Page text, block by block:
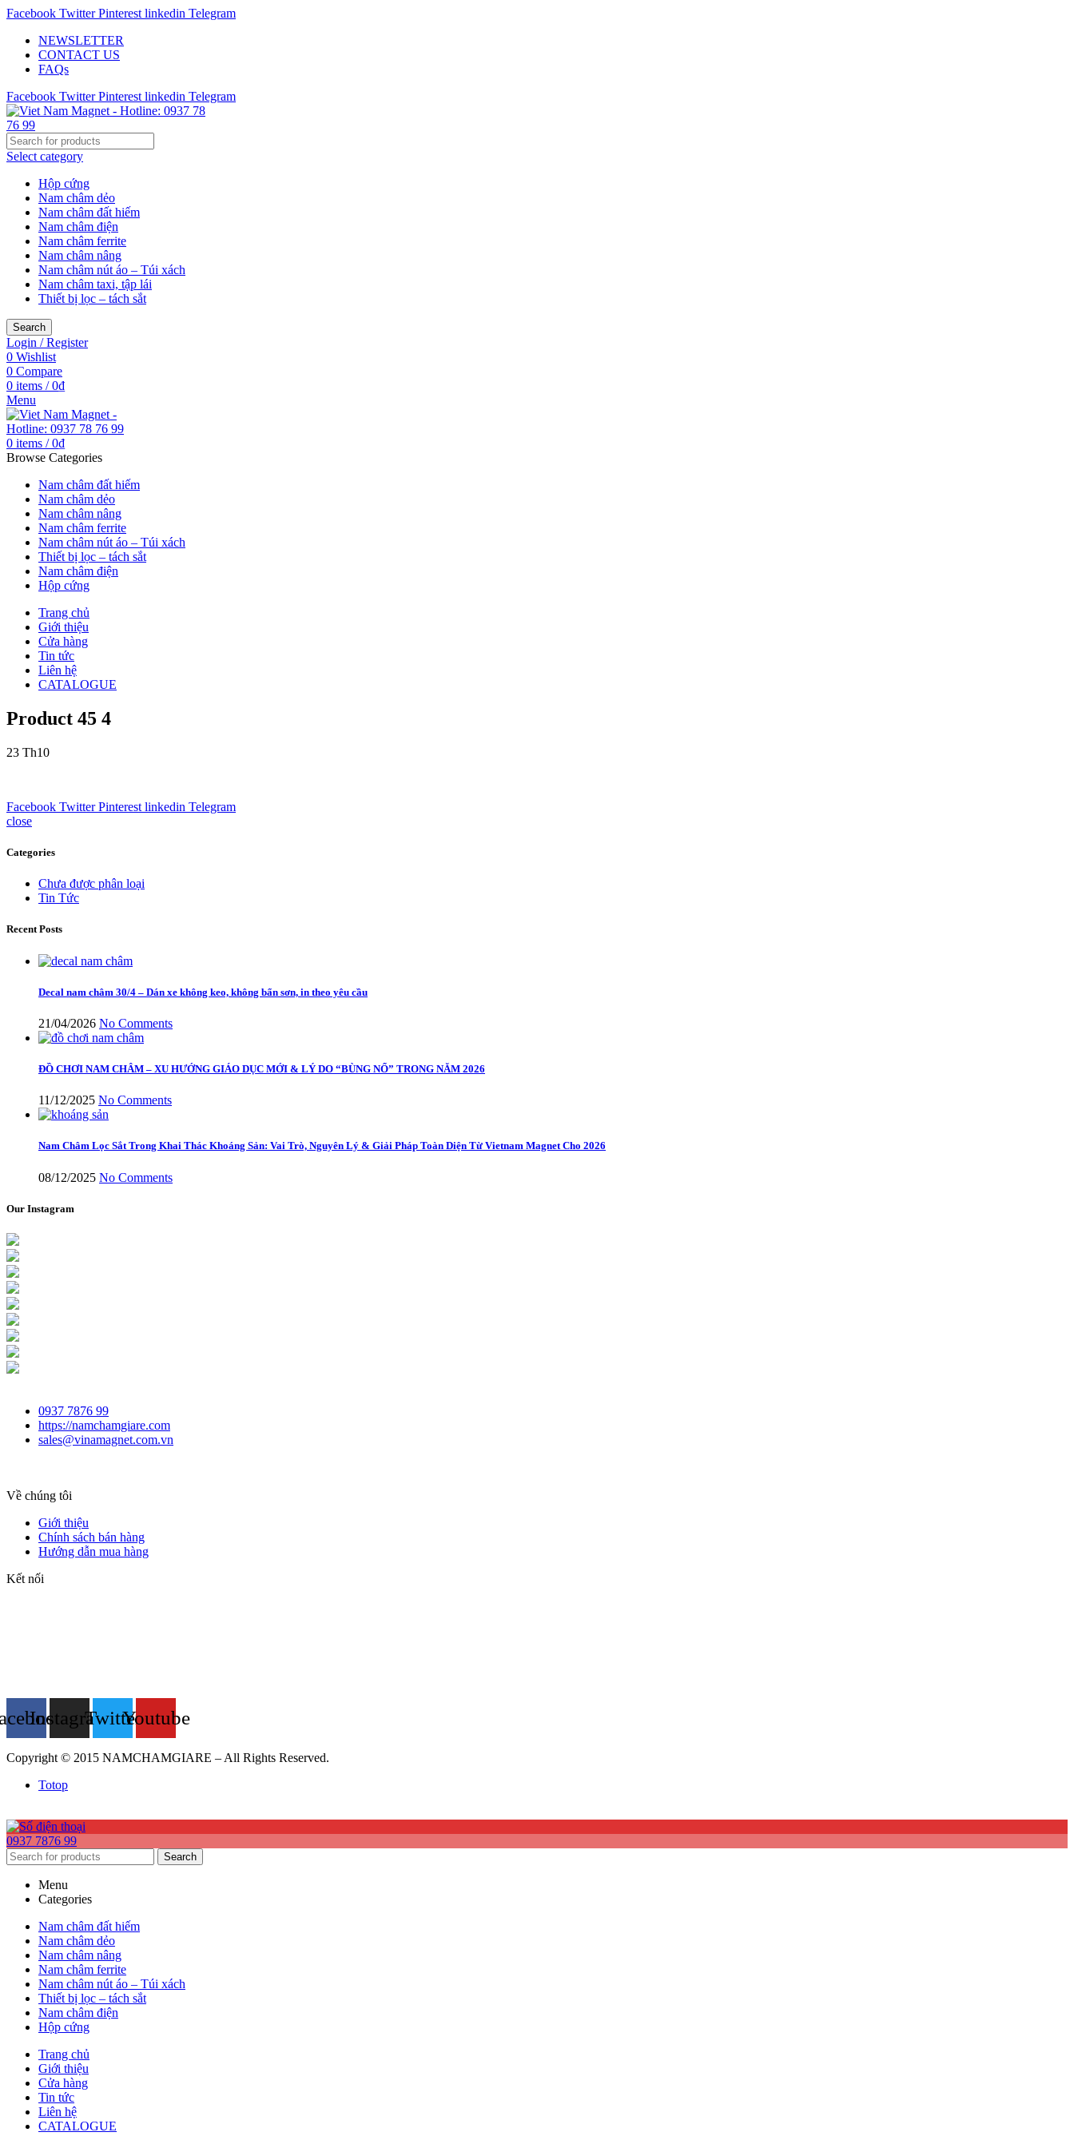
Facebook Twitter Pinterest linkedin Telegram
NEWSLETTER
CONTACT US
FAQs
Facebook Twitter Pinterest linkedin Telegram
Select category
Hộp cứng
Nam châm dẻo
Nam châm đất hiếm
Nam châm điện
Nam châm ferrite
Nam châm nâng
Nam châm nút áo – Túi xách
Nam châm taxi, tập lái
Thiết bị lọc – tách sắt
Search
Login / Register
0 Wishlist
0 Compare
0 items / 0₫
Menu
0 items / 0₫
Browse Categories
Nam châm đất hiếm
Nam châm dẻo
Nam châm nâng
Nam châm ferrite
Nam châm nút áo – Túi xách
Thiết bị lọc – tách sắt
Nam châm điện
Hộp cứng
Trang chủ
Giới thiệu
Cửa hàng
Tin tức
Liên hệ
CATALOGUE
Product 45 4
23 Th10
Facebook Twitter Pinterest linkedin Telegram
close
Categories
Chưa được phân loại
Tin Tức
Recent Posts
Decal nam châm 30/4 – Dán xe không keo, không bẩn sơn, in theo yêu cầu
21/04/2026 No Comments
ĐỒ CHƠI NAM CHÂM – XU HƯỚNG GIÁO DỤC MỚI & LÝ DO “BÙNG NỔ” TRONG NĂM 2026
11/12/2025 No Comments
Nam Châm Lọc Sắt Trong Khai Thác Khoáng Sản: Vai Trò, Nguyên Lý & Giải Pháp Toàn Diện Từ Vietnam Magnet Cho 2026
08/12/2025 No Comments
Our Instagram
0937 7876 99
https://namchamgiare.com
sales@vinamagnet.com.vn
Về chúng tôi
Giới thiệu
Chính sách bán hàng
Hướng dẫn mua hàng
Kết nối
InstagramTwitterYoutube
Copyright © 2015 NAMCHAMGIARE – All Rights Reserved.
Totop
0937 7876 99
Search
Menu
Categories
Nam châm đất hiếm
Nam châm dẻo
Nam châm nâng
Nam châm ferrite
Nam châm nút áo – Túi xách
Thiết bị lọc – tách sắt
Nam châm điện
Hộp cứng
Trang chủ
Giới thiệu
Cửa hàng
Tin tức
Liên hệ
CATALOGUE